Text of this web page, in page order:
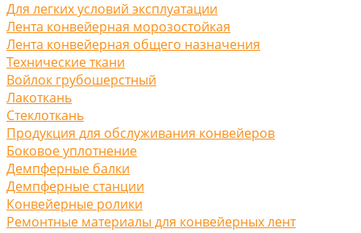
Для легких условий эксплуатации
Лента конвейерная морозостойкая
Лента конвейерная общего назначения
Технические ткани
Войлок грубошерстный
Лакоткань
Стеклоткань
Продукция для обслуживания конвейеров
Боковое уплотнение
Демпферные балки
Демпферные станции
Конвейерные ролики
Ремонтные материалы для конвейерных лент